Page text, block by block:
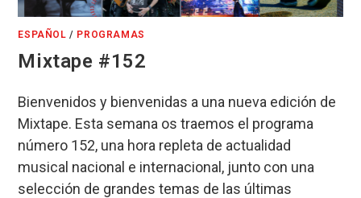
ESPAÑOL / PROGRAMAS
Mixtape #152
Bienvenidos y bienvenidas a una nueva edición de
Mixtape. Esta semana os traemos el programa
número 152, una hora repleta de actualidad
musical nacional e internacional, junto con una
selección de grandes temas de las últimas